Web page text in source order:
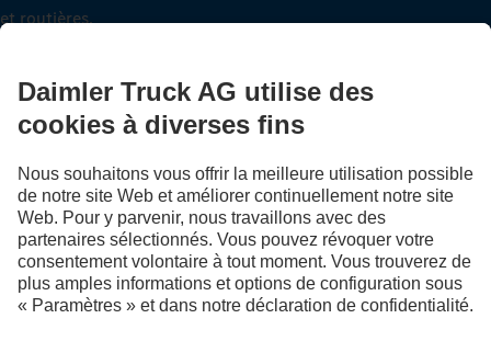
et routières.
Montez à bord
LANGUAGE
FR